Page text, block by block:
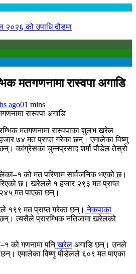
२०२६ को उपाधि दौडमा
मतगणनामा रास्वपा अगाडि
ago01 mins
मतगणनामा रास्वपाका शुलभ खरेल
७४ मत प्राप्त गरेका छन्। एमालेका विष्णु
कांग्रेसका चुन्नप्रसाद शर्मा पौडेल तेस्रो
को मत परिणाम सार्वजनिक भएको छ।
छ। खरेलले १ हजार २९३ मत प्राप्त
मत पाएका छन्।
१९९ मत प्राप्त गरेका छन्। नेकपाका
त्यसैले प्रारम्भिक नतिजामा खरेलको
को गणनामा पनिखरेल अगाडि छन्। उनले
एमालेका विष्णु पौडेलले ६०९ मत पाएका